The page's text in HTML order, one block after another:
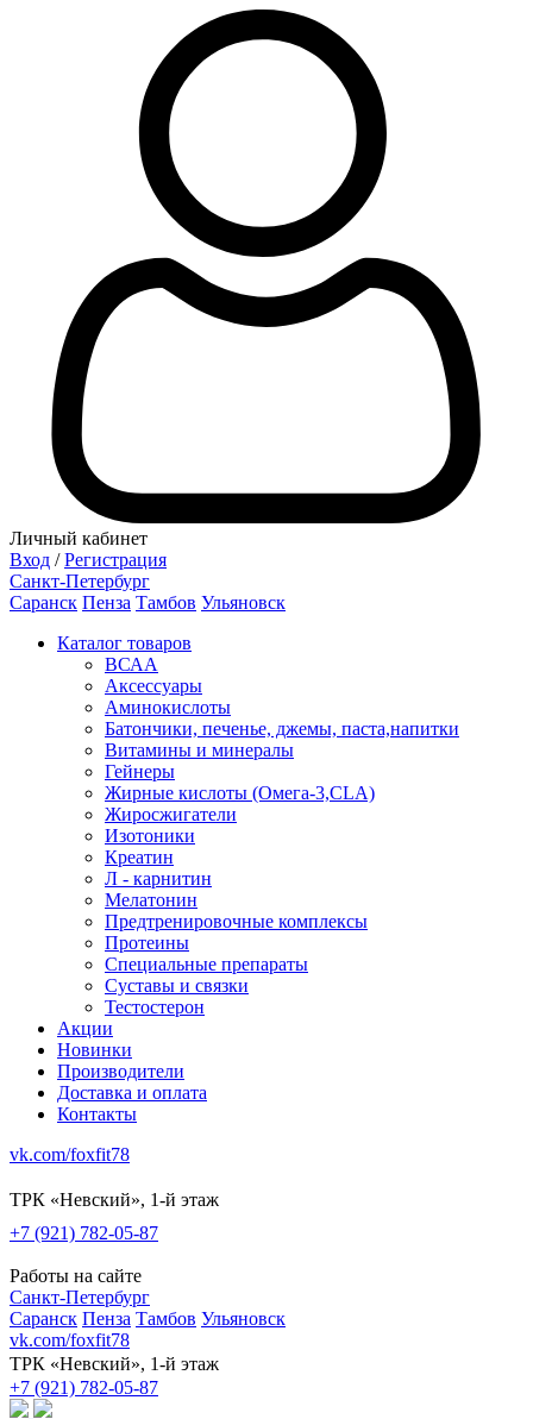
Личный кабинет
Вход / Регистрация
Санкт-Петербург
Саранск Пенза Тамбов Ульяновск
Каталог товаров
ВСАА
Аксессуары
Аминокислоты
Батончики, печенье, джемы, паста,напитки
Витамины и минералы
Гейнеры
Жирные кислоты (Омега-3,CLA)
Жиросжигатели
Изотоники
Креатин
Л - карнитин
Мелатонин
Предтренировочные комплексы
Протеины
Специальные препараты
Суставы и связки
Тестостерон
Акции
Новинки
Производители
Доставка и оплата
Контакты
vk.com/foxfit78
ТРК «Невский», 1-й этаж
+7 (921) 782-05-87
Работы на сайте
Санкт-Петербург
Саранск Пенза Тамбов Ульяновск
vk.com/foxfit78
ТРК «Невский», 1-й этаж
+7 (921) 782-05-87